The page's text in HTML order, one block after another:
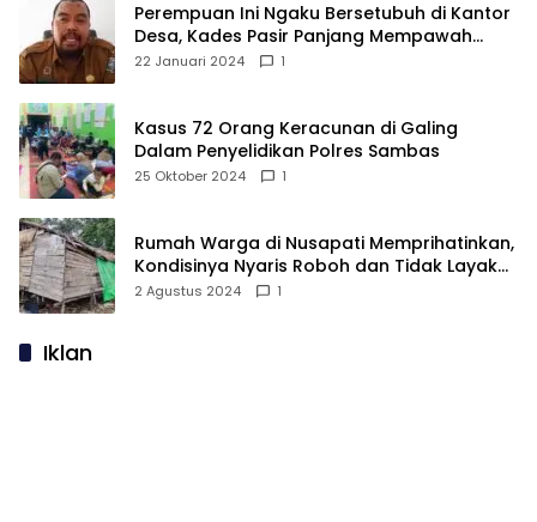
Perempuan Ini Ngaku Bersetubuh di Kantor
Desa, Kades Pasir Panjang Mempawah
Membantah: Silakan Buktikan!
22 Januari 2024 1
Kasus 72 Orang Keracunan di Galing
Dalam Penyelidikan Polres Sambas
25 Oktober 2024 1
Rumah Warga di Nusapati Memprihatinkan,
Kondisinya Nyaris Roboh dan Tidak Layak
Huni
2 Agustus 2024 1
Iklan